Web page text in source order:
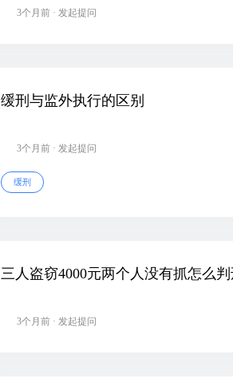
3个月前 · 发起提问
缓刑与监外执行的区别
3个月前 · 发起提问
缓刑
三人盗窃4000元两个人没有抓怎么
3个月前 · 发起提问